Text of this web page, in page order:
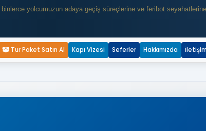
yolcumuzun adaya geçiş süreçlerine ve feribot
Tur Paket Satın Al Kapı Vizesi Seferler Hakkımızda İletişim